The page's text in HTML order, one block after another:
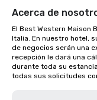
Acerca de
El Best Western Maison
Italia. En nuestro hotel,
de negocios serán una
recepción le dará una
durante toda su
todas sus solicitudes